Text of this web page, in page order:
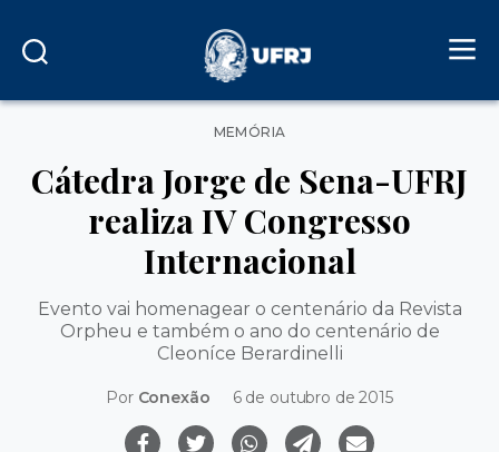
Categorias
MEMÓRIA
Cátedra Jorge de Sena-UFRJ
realiza IV Congresso
Internacional
Evento vai homenagear o centenário da Revista
Orpheu e também o ano do centenário de
Cleoníce Berardinelli
Por Conexão 6 de outubro de 2015